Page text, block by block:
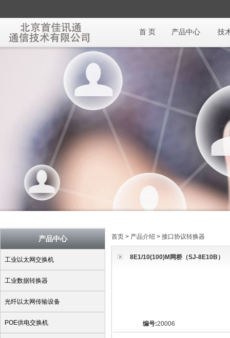
首 页 产品中心 技
产品中心
工业以太网交换机
工业数据转换器
光纤以太网传输设备
POE供电交换机
首页 > 产品介绍 > 接口协议转换器
8E1/10(100)M网桥（SJ-8E10B）
编号:20006